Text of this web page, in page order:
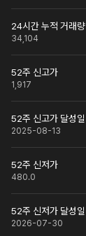
24시간 누적 거래량
34,104
52주 신고가
1,917
52주 신고가 달성일
2025-08-13
52주 신저가
480.0
52주 신저가 달성일
2026-07-30